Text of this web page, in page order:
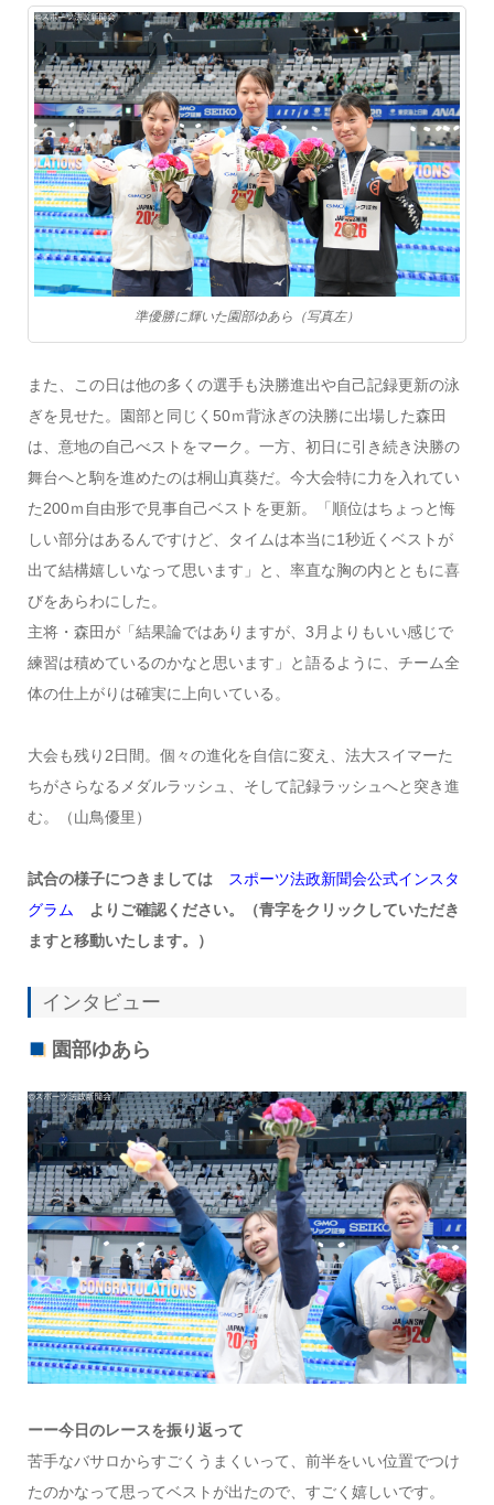
準優勝に輝いた園部ゆあら（写真左）
また、この日は他の多くの選手も決勝進出や自己記録更新の泳
ぎを見せた。園部と同じく50ｍ背泳ぎの決勝に出場した森田
は、意地の自己べストをマーク。一方、初日に引き続き決勝の
舞台へと駒を進めたのは桐山真葵だ。今大会特に力を入れてい
た200ｍ自由形で見事自己ベストを更新。「順位はちょっと悔
しい部分はあるんですけど、タイムは本当に1秒近くベストが
出て結構嬉しいなって思います」と、率直な胸の内とともに喜
びをあらわにした。
主将・森田が「結果論ではありますが、3月よりもいい感じで
練習は積めているのかなと思います」と語るように、チーム全
体の仕上がりは確実に上向いている。
大会も残り2日間。個々の進化を自信に変え、法大スイマーた
ちがさらなるメダルラッシュ、そして記録ラッシュへと突き進
む。（山鳥優里）
試合の様子につきましては
スポーツ法政新聞会公式インスタ
グラム よりご確認ください。（青字をクリックしていただき
ますと移動いたします。）
インタビュー
園部ゆあら
ーー今日のレースを振り返って
苦手なバサロからすごくうまくいって、前半をいい位置でつけ
たのかなって思ってベストが出たので、すごく嬉しいです。